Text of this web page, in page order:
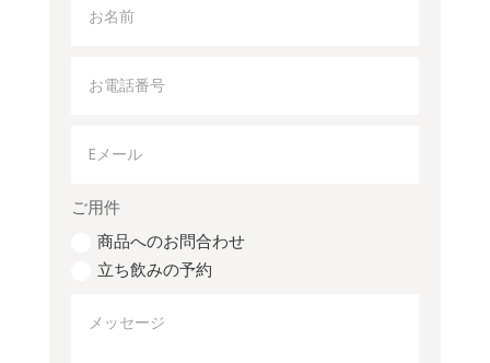
ご用件
商品へのお問合わせ
立ち飲みの予約